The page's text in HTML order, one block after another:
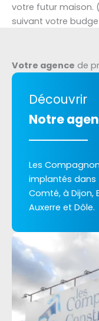
votre futur maison.
suivant votre
Votre agence de
Découvrir
Notre
Les
implantés
Comté, à Dijon,
Auxerre et Dôle.